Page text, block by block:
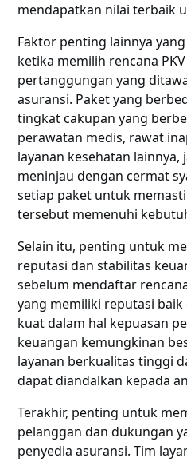
mendapatkan nilai terbaik
Faktor penting lainnya
ketika memilih rencana
pertanggungan yang
asuransi. Paket yang
tingkat cakupan yang
perawatan medis, rawat
layanan kesehatan
meninjau dengan cermat
setiap paket untuk
tersebut memenuhi
Selain itu, penting untuk
reputasi dan stabilitas
sebelum mendaftar
yang memiliki reputasi
kuat dalam hal kepuasan
keuangan kemungkinan
layanan berkualitas tinggi
dapat diandalkan kepada
Terakhir, penting untuk
pelanggan dan dukungan
penyedia asuransi. Tim